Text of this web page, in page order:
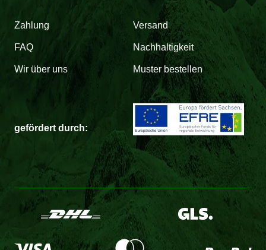
Zahlung Versand
FAQ Nachhaltigkeit
Wir über uns Muster bestellen
gefördert durch: